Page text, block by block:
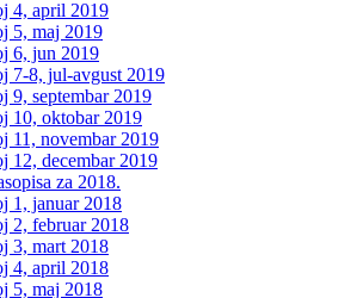
4, april 2019
5, maj 2019
6, jun 2019
7-8, jul-avgust 2019
9, septembar 2019
10, oktobar 2019
11, novembar 2019
12, decembar 2019
za 2018.
1, januar 2018
2, februar 2018
3, mart 2018
4, april 2018
5, maj 2018